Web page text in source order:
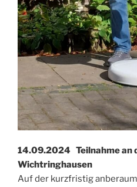
14.09.2024 Teilnahme an
Wichtringhausen
Auf der kurzfristig